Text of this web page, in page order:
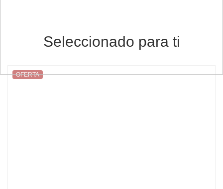
Seleccionado para ti
OFERTA